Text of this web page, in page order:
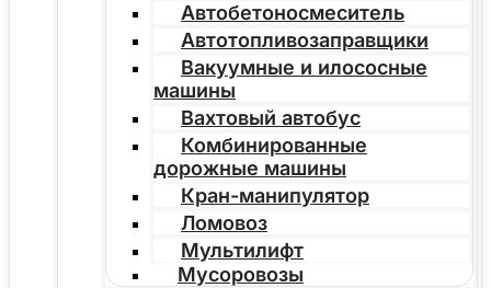
Автобетоносмеситель
Автотопливозаправщики
Вакуумные и илососные
машины
Вахтовый автобус
Комбинированные
дорожные машины
Кран-манипулятор
Ломовоз
Мультилифт
Мусоровозы